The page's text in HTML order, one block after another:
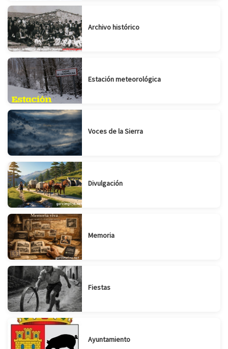
Archivo histórico
Estación meteorológica
Voces de la Sierra
Divulgación
Memoria
Fiestas
Ayuntamiento